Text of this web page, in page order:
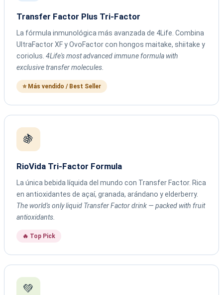
Transfer Factor Plus Tri-Factor
La fórmula inmunológica más avanzada de 4Life. Combina
UltraFactor XF y OvoFactor con hongos maitake, shiitake y
coriolus. 4Life's most advanced immune formula with
exclusive transfer molecules.
⭐ Más vendido / Best Seller
🍇
RioVida Tri-Factor Formula
La única bebida líquida del mundo con Transfer Factor. Rica
en antioxidantes de açaí, granada, arándano y elderberry.
The world's only liquid Transfer Factor drink — packed with fruit
antioxidants.
🔥 Top Pick
💚